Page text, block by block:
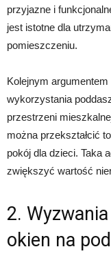
przyjazne i
jest istotne dla
pomieszczeniu.
Kolejnym
wykorzystania
przestrzeni
można przekształcić
pokój dla dzieci. Taka
zwiększyć wartość
2.
okien na